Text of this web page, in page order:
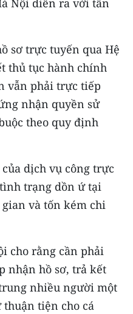
Nội diễn ra với tần
sơ trực tuyến qua Hệ
thủ tục hành chính
vẫn phải trực tiếp
nhận quyền sử
theo quy định
dịch vụ công trực
trạng dồn ứ tại
và tốn kém chi
cho rằng cần phải
nhận hồ sơ, trả kết
nhiều người một
tiện cho cá